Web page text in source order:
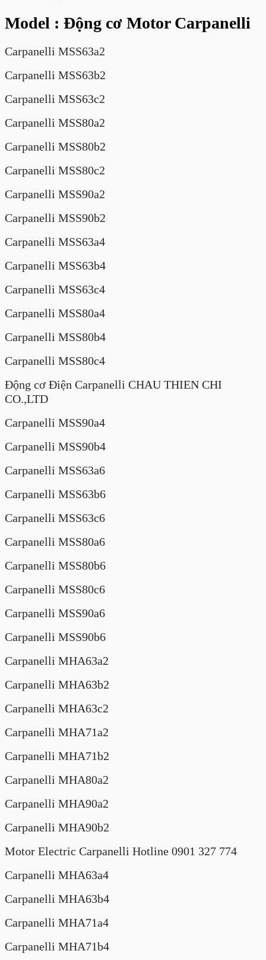
Model : Động cơ Motor Carpanelli
Carpanelli MSS63a2
Carpanelli MSS63b2
Carpanelli MSS63c2
Carpanelli MSS80a2
Carpanelli MSS80b2
Carpanelli MSS80c2
Carpanelli MSS90a2
Carpanelli MSS90b2
Carpanelli MSS63a4
Carpanelli MSS63b4
Carpanelli MSS63c4
Carpanelli MSS80a4
Carpanelli MSS80b4
Carpanelli MSS80c4
Động cơ Điện Carpanelli CHAU THIEN CHI
CO.,LTD
Carpanelli MSS90a4
Carpanelli MSS90b4
Carpanelli MSS63a6
Carpanelli MSS63b6
Carpanelli MSS63c6
Carpanelli MSS80a6
Carpanelli MSS80b6
Carpanelli MSS80c6
Carpanelli MSS90a6
Carpanelli MSS90b6
Carpanelli MHA63a2
Carpanelli MHA63b2
Carpanelli MHA63c2
Carpanelli MHA71a2
Carpanelli MHA71b2
Carpanelli MHA80a2
Carpanelli MHA90a2
Carpanelli MHA90b2
Motor Electric Carpanelli Hotline 0901 327 774
Carpanelli MHA63a4
Carpanelli MHA63b4
Carpanelli MHA71a4
Carpanelli MHA71b4